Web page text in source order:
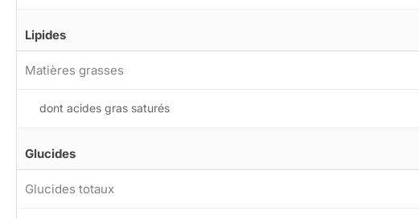
Lipides
Matières grasses
dont acides gras saturés
Glucides
Glucides totaux